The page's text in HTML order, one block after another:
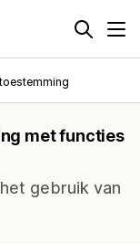
met functies
gebruik van